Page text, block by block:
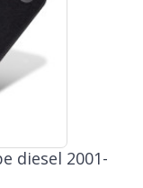
diesel 2001-